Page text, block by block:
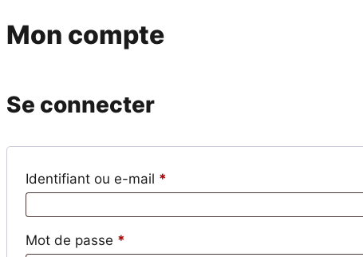
Mon compte
Se connecter
Identifiant ou e-mail *
Mot de passe *